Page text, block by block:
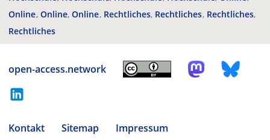
Online Online Online Rechtliches Rechtliches Rechtliches
Rechtliches
open-access.network
Kontakt Sitemap
Impressum